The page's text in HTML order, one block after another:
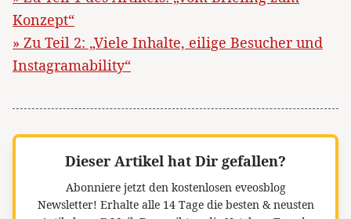
Konzept“
» Zu Teil 2: „Viele Inhalte, eilige Besucher und
Instagramability“
Dieser Artikel hat Dir gefallen?
Abonniere jetzt den kostenlosen eveosblog
Newsletter! Erhalte alle 14 Tage die besten & neusten